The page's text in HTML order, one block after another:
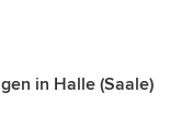
in Halle (Saale)